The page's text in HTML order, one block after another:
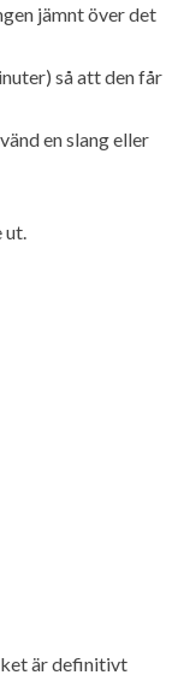
jämnt över det
så att den får
en slang eller
ut.
är definitivt